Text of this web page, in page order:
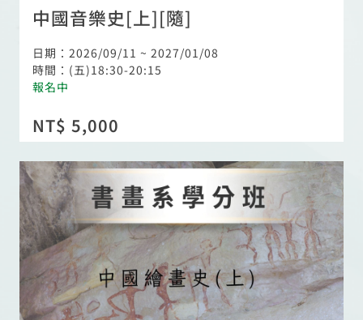
中國音樂史[上][隨]
日期：2026/09/11 ~ 2027/01/08
時間：(五)18:30-20:15
報名中
NT$ 5,000